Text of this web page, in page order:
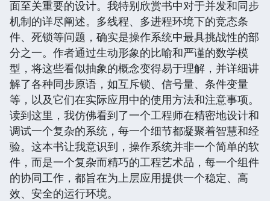
面至关重要的设计。我特别欣赏书中对于并发和同步
机制的详尽阐述。多线程、多进程环境下的竞态条
件、死锁等问题，确实是操作系统中最具挑战性的部
分之一。作者通过生动形象的比喻和严谨的数学模
型，将这些看似抽象的概念变得易于理解，并详细讲
解了各种同步原语，如互斥锁、信号量、条件变量
等，以及它们在实际应用中的使用方法和注意事项。
读到这里，我仿佛看到了一个工程师在精密地设计和
调试一个复杂的系统，每一个细节都凝聚着智慧和经
验。这本书让我意识到，操作系统并非一个简单的软
件，而是一个复杂而精巧的工程艺术品，每一个组件
的协同工作，都旨在为上层应用提供一个稳定、高
效、安全的运行环境。